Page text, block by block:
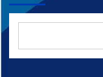
Prioritas
Dapil